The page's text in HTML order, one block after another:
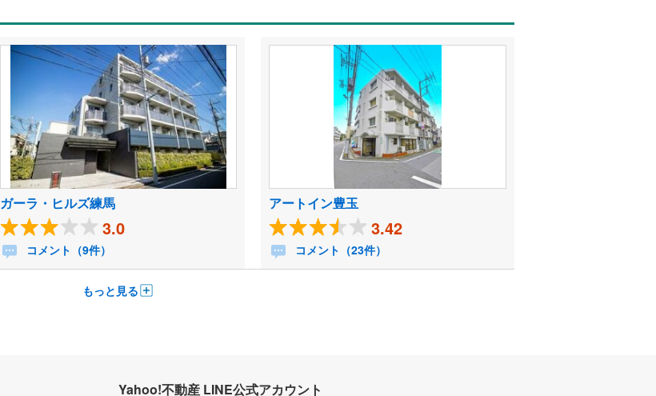
ガーラ・ヒルズ練馬
3.0
コメント（9件）
アートイン豊玉
3.42
コメント（23件）
もっと見る
Yahoo!不動産 LINE公式アカウント